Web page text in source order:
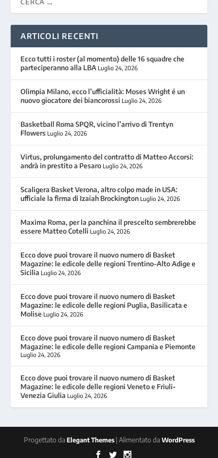
ARTICOLI RECENTI
Ecco tutti i roster (al momento) delle 16 squadre che
parteciperanno alla LBA Luglio 24, 2026
Olimpia Milano, ecco l’ufficialità: Moses Wright é un
nuovo giocatore dei biancorossi Luglio 24, 2026
Basketball Roma SPQR, vicino l’arrivo di Trentyn
Flowers Luglio 24, 2026
Virtus, prolungamento del contratto di Matteo Accorsi:
andrà in prestito a Pesaro Luglio 24, 2026
Scaligera Basket Verona, altro colpo made in USA:
ufficiale la firma di Izaiah Brockington Luglio 24, 2026
Maxima Roma, per la panchina il prescelto sembrerebbe
essere Matteo Cotelli Luglio 24, 2026
Ecco dove puoi trovare il nuovo numero di Basket
Magazine: le edicole delle regioni Trentino-Alto Adige e
Sicilia Luglio 24, 2026
Ecco dove puoi trovare il nuovo numero di Basket
Magazine: le edicole delle regioni Puglia, Basilicata e
Molise Luglio 24, 2026
Ecco dove puoi trovare il nuovo numero di Basket
Magazine: le edicole delle regioni Campania e Piemonte
Luglio 24, 2026
Ecco dove puoi trovare il nuovo numero di Basket
Magazine: le edicole delle regioni Veneto e Friuli-
Venezia Giulia Luglio 24, 2026
Progettato daElegant Themes| Alimentato daWordPress